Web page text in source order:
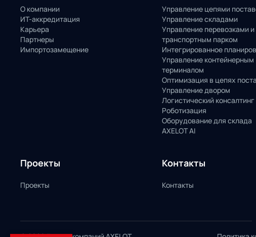
О компании
ИТ-аккредитация
Карьера
Партнеры
Импортозамещение
Управление цепями
Управление складами
Управление перевозками и
транспортным парком
Интегрированное
Управление контейнерным
терминалом
Оптимизация в цепях
Управление двором
Логистический консалтинг
Роботизация
Оборудование для склада
AXELOT AI
Проекты
Проекты
Контакты
Контакты